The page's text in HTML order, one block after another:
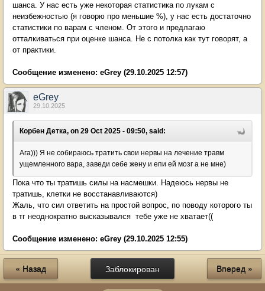
шанса. У нас есть уже некоторая статистика по лукам с
неизбежностью (я говорю про меньшие %), у нас есть достаточно
статистики по варам с членом. От этого и предлагаю
отталкиваться при оценке шанса. Не с потолка как тут говорят, а
от практики.
Сообщение изменено: eGrey (29.10.2025 12:57)
eGrey
29.10.2025
Корбен Детка, on 29 Oct 2025 - 09:50, said:
Ага))) Я не собираюсь тратить свои нервы на лечение травм
ущемленного вара, заведи себе жену и епи ей мозг а не мне)
Пока что ты тратишь силы на насмешки. Надеюсь нервы не
тратишь, клетки не восстанавливаются)
Жаль, что сил ответить на простой вопрос, по поводу которого ты
в тг неоднократно высказывался тебе уже не хватает((
Сообщение изменено: eGrey (29.10.2025 12:55)
Заблокирован
« Назад Вперед »